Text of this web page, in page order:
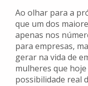
Ao olhar para a
que um dos
apenas nos
para empresas,
gerar na vida de
mulheres que
possibilidade real